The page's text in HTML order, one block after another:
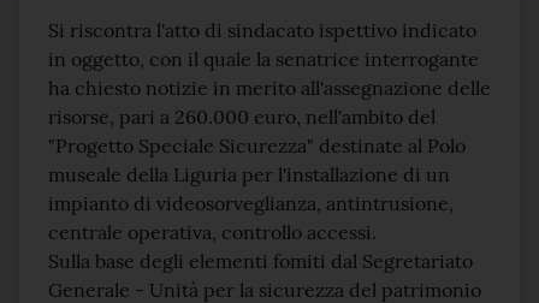
Testo del comunicato
Si riscontra l'atto di sindacato ispettivo indicato
in oggetto, con il quale la senatrice interrogante
ha chiesto notizie in merito all'assegnazione delle
risorse, pari a 260.000 euro, nell'ambito del
"Progetto Speciale Sicurezza" destinate al Polo
museale della Liguria per l'installazione di un
impianto di videosorveglianza, antintrusione,
centrale operativa, controllo accessi.
Sulla base degli elementi fomiti dal Segretariato
Generale - Unità per la sicurezza del patrimonio